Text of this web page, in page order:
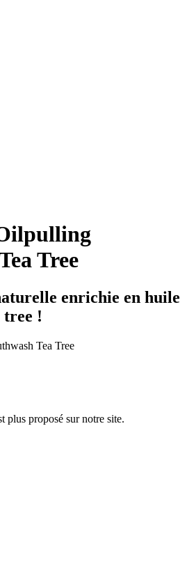
Tree
enrichie en huile
tree !
Tea Tree
plus proposé sur notre site.